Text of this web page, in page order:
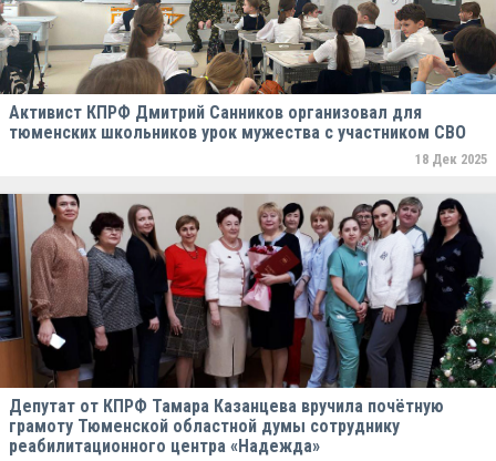
Активист КПРФ Дмитрий Санников организовал для
тюменских школьников урок мужества с участником СВО
18 Дек 2025
Депутат от КПРФ Тамара Казанцева вручила почётную
грамоту Тюменской областной думы сотруднику
реабилитационного центра «Надежда»